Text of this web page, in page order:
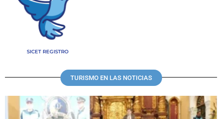
SICET REGISTRO
TURISMO EN LAS NOTICIAS
P
a
P
a
P
a
P
a
P
a